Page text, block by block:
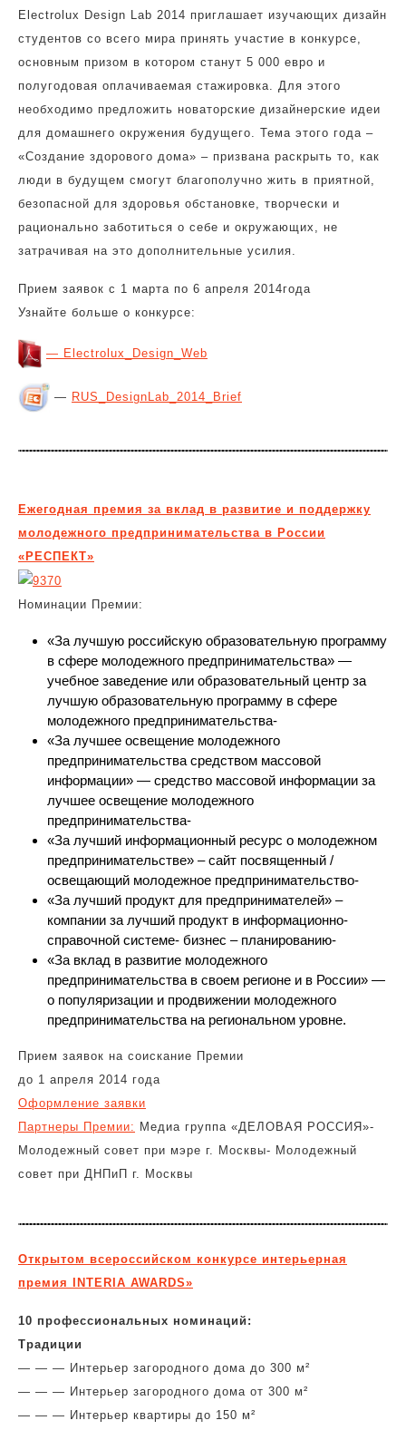
Electrolux Design Lab 2014 приглашает изучающих дизайн
студентов со всего мира принять участие в конкурсе,
основным призом в котором станут 5 000 евро и
полугодовая оплачиваемая стажировка. Для этого
необходимо предложить новаторские дизайнерские идеи
для домашнего окружения будущего. Тема этого года –
«Создание здорового дома» – призвана раскрыть то, как
люди в будущем смогут благополучно жить в приятной,
безопасной для здоровья обстановке, творчески и
рационально заботиться о себе и окружающих, не
затрачивая на это дополнительные усилия.
Прием заявок с 1 марта по 6 апреля 2014года
Узнайте больше о конкурсе:
— Electrolux_Design_Web
— RUS_DesignLab_2014_Brief
Ежегодная премия за вклад в развитие и поддержку
молодежного предпринимательства в России
«РЕСПЕКТ»
Номинации Премии:
«За лучшую российскую образовательную программу
в сфере молодежного предпринимательства» —
учебное заведение или образовательный центр за
лучшую образовательную программу в сфере
молодежного предпринимательства-
«За лучшее освещение молодежного
предпринимательства средством массовой
информации» — средство массовой информации за
лучшее освещение молодежного
предпринимательства-
«За лучший информационный ресурс о молодежном
предпринимательстве» – сайт посвященный /
освещающий молодежное предпринимательство-
«За лучший продукт для предпринимателей» –
компании за лучший продукт в информационно-
справочной системе- бизнес – планированию-
«За вклад в развитие молодежного
предпринимательства в своем регионе и в России» —
о популяризации и продвижении молодежного
предпринимательства на региональном уровне.
Прием заявок на соискание Премии
до 1 апреля 2014 года
Оформление заявки
Партнеры Премии: Медиа группа «ДЕЛОВАЯ РОССИЯ»-
Молодежный совет при мэре г. Москвы- Молодежный
совет при ДНПиП г. Москвы
Открытом всероссийском конкурсе интерьерная
премия INTERIA AWARDS»
10 профессиональных номинаций:
Традиции
— — — Интерьер загородного дома до 300 м²
— — — Интерьер загородного дома от 300 м²
— — — Интерьер квартиры до 150 м²